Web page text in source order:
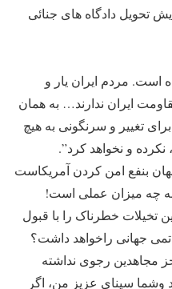
تحویل دادگاه های جنائی
است. مردم ایران یار و
ایران ندارند… به همان
تغییر و سرنگونى به هیچ
نکرده و نخواهد کرد”.
بنفع امن کردن آمریکاست
چه میزان عملی است!
تخیلات خطرناک را با قبول
جهانی راخواهد داشت؟
مجاهدین رجوی نداشته
وشما سینای عزیز من، اگر